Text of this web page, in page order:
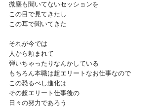
微塵も聞いてないセッションを
この目で見てきたし
この耳で聞いてきた
それが今では
人から頼まれて
弾いちゃったりなんかしている
もちろん本職は超エリートなお仕事なので
この恐るべし進化は
その超エリート仕事後の
日々の努力であろう